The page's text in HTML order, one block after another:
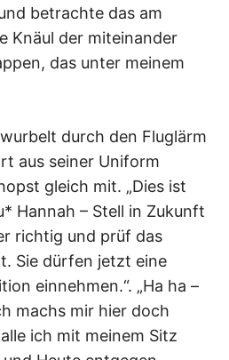
betrachte das am
Knäul der miteinander
das unter meinem
durch den Fluglärm
aus seiner Uniform
gleich mit. „Dies ist
Hannah – Stell in Zukunft
richtig und prüf das
Sie dürfen jetzt eine
einnehmen.“. „Ha ha –
machs mir hier doch
ich mit meinem Sitz